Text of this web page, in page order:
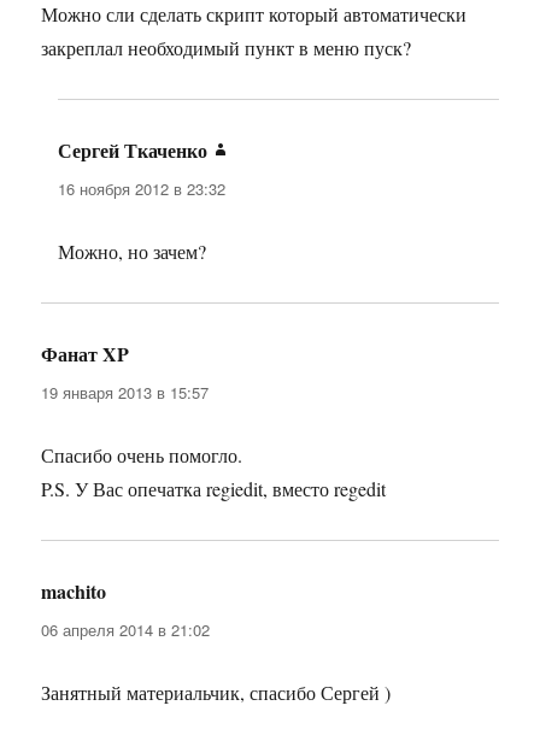
Можно сли сделать скрипт который автоматически
закреплал необходимый пункт в меню пуск?
Сергей Ткаченко
16 ноября 2012 в 23:32
Можно, но зачем?
Фанат XP
19 января 2013 в 15:57
Спасибо очень помогло.
P.S. У Вас опечатка regiedit, вместо regedit
machito
06 апреля 2014 в 21:02
Занятный материальчик, спасибо Сергей )